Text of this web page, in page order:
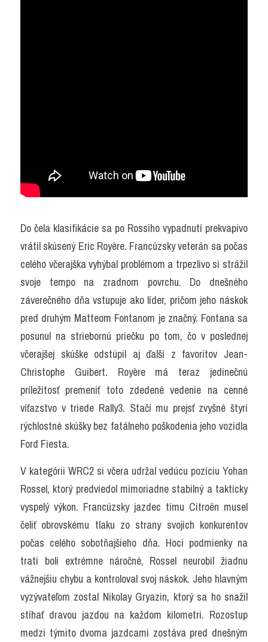
Do čela klasifikácie sa po Rossiho vypadnutí prekvapivo
vrátil skúsený Eric Royère. Francúzsky veterán sa počas
celého včerajška vyhýbal problémom a trpezlivo si strážil
svoje tempo na zradnom povrchu. Do dnešného
záverečného dňa vstupuje ako líder, pričom jeho náskok
pred druhým Matteom Fontanom je značný. Fontana sa
posunul na striebornú priečku po tom, čo v poslednej
včerajšej skúške odstúpil aj ďalší z favoritov Jean-
Christophe Guibert. Royère má teraz jedinečnú
príležitosť premeniť toto zdedené vedenie na cenné
víťazstvo v triede Rally3. Stačí mu prejsť zvyšné štyri
rýchlostné skúšky bez fatálneho poškodenia jeho vozidla
Ford Fiesta.
V kategórii WRC2 si včera udržal vedúcu pozíciu Yohan
Rossel, ktorý predviedol mimoriadne stabilný a takticky
vyspelý výkon. Francúzsky jazdec tímu Citroën musel
čeliť obrovskému tlaku zo strany svojich konkurentov
počas celého sobotňajšieho dňa. Hoci podmienky na
trati boli extrémne náročné, Rossel neurobil žiadnu
vážnejšiu chybu a kontroloval svoj náskok. Jeho hlavným
vyzývateľom zostal Nikolay Gryazin, ktorý sa ho snažil
stíhať dravou jazdou na každom kilometri. Rozostup
medzi týmito dvoma jazdcami zostáva pred dnešným